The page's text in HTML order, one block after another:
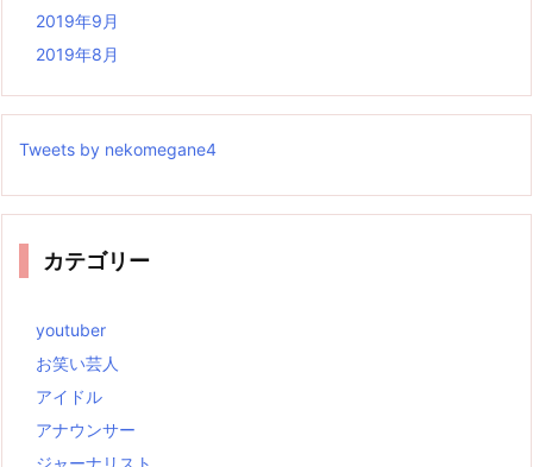
2019年9月
2019年8月
Tweets by nekomegane4
カテゴリー
youtuber
お笑い芸人
アイドル
アナウンサー
ジャーナリスト